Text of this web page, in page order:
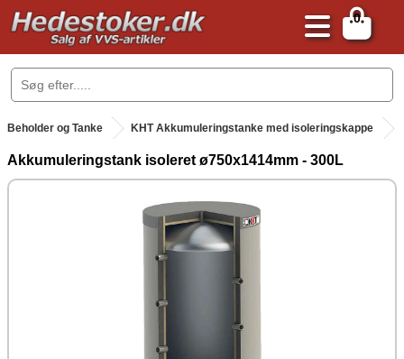
0
.
Beholder og Tanke KHT Akkumuleringstanke med isoleringskappe
Akkumuleringstank isoleret ø750x1414mm - 300L